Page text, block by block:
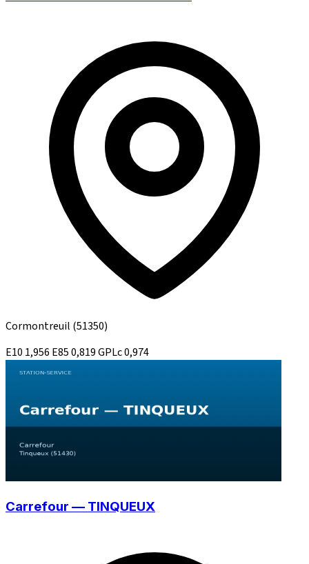
Cormontreuil (51350)
E10 1,956 E850,819GPLc0,974
Carrefour — TINQUEUX